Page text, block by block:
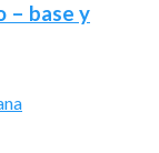
– base y